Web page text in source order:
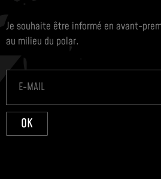
Je souhaite être informé en avant-
au milieu du polar.
OK